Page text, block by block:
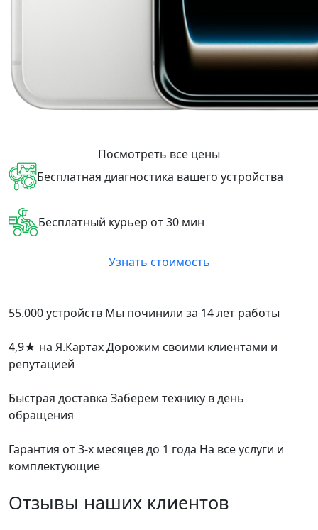
Посмотреть все цены
Бесплатная диагностика вашего устройства
Бесплатный курьер от 30 мин
Узнать стоимость
55.000 устройств Мы починили за 14 лет работы
4,9★ на Я.КартахДорожим своими клиентами и
репутацией
Быстрая доставка Заберем технику в день
обращения
Гарантия от 3-х месяцев до 1 года На все услуги и
комплектующие
Отзывы наших клиентов